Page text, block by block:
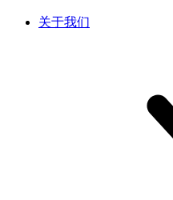
关于我们